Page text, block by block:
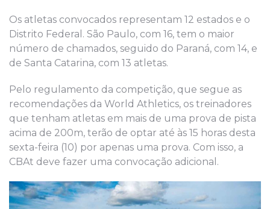
Os atletas convocados representam 12 estados e o
Distrito Federal. São Paulo, com 16, tem o maior
número de chamados, seguido do Paraná, com 14, e
de Santa Catarina, com 13 atletas.
Pelo regulamento da competição, que segue as
recomendações da World Athletics, os treinadores
que tenham atletas em mais de uma prova de pista
acima de 200m, terão de optar até às 15 horas desta
sexta-feira (10) por apenas uma prova. Com isso, a
CBAt deve fazer uma convocação adicional.